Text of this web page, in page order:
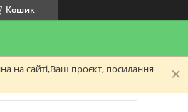
Кошик
на сайті,Ваш проєкт, посилання